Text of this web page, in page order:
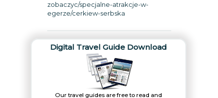
zobaczyc/specjalne-atrakcje-w-
egerze/cerkiew-serbska
Digital Travel Guide Download
Our travel guides are free to read and